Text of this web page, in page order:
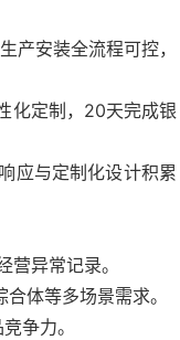
产安装全流程可控，
化定制，20天完成银
应与定制化设计积累
异常记录。
体等多场景需求。
争力。